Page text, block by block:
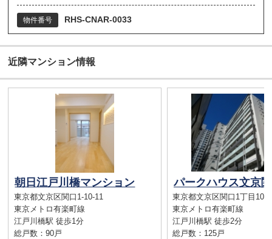
物件番号 RHS-CNAR-0033
近隣マンション情報
朝日江戸川橋マンション
東京都文京区関口1-10-11
東京メトロ有楽町線
江戸川橋駅 徒歩1分
総戸数：90戸
パークハウス文京
東京都文京区関口1丁目10-8
東京メトロ有楽町線
江戸川橋駅 徒歩2分
総戸数：125戸